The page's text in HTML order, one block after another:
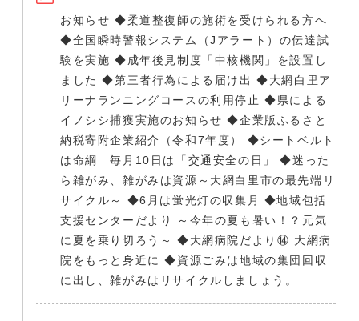
お知らせ ◆柔道整復師の施術を受けられる方へ
◆全国瞬時警報システム（Jアラート）の伝達試
験を実施 ◆成年後見制度「中核機関」を設置し
ました ◆第三者行為による届け出 ◆大網白里ア
リーナランニングコースの利用停止 ◆県による
イノシシ捕獲実施のお知らせ ◆企業版ふるさと
納税寄附企業紹介（令和7年度） ◆シートベルト
は命綱 毎月10日は「交通安全の日」 ◆迷った
ら雑がみ、雑がみは資源～大網白里市の最先端リ
サイクル～ ◆6月は蛍光灯の収集月 ◆地域包括
支援センターだより ～今年の夏も暑い！？元気
に夏を乗り切ろう～ ◆大網病院だより⑭ 大網病
院をもっと身近に ◆資源ごみは地域の集団回収
に出し、雑がみはリサイクルしましょう。